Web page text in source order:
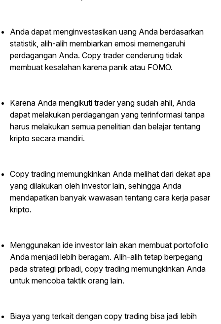
Anda dapat menginvestasikan uang Anda berdasarkan
statistik, alih-alih membiarkan emosi memengaruhi
perdagangan Anda. Copy tradercenderung tidak
membuat kesalahan karena panik atau FOMO.
Karena Anda mengikuti traderyang sudah ahli, Anda
dapat melakukan perdagangan yang terinformasi tanpa
harus melakukan semua penelitian dan belajar tentang
kripto secara mandiri.
Copy trading memungkinkan Anda melihat dari dekat apa
yang dilakukan oleh investor lain, sehingga Anda
mendapatkan banyak wawasan tentang cara kerja pasar
kripto.
Menggunakan ide investor lain akan membuat portofolio
Anda menjadi lebih beragam. Alih-alih tetap berpegang
pada strategi pribadi, copy trading memungkinkan Anda
untuk mencoba taktik orang lain.
Biaya yang terkait dengan copy trading bisa jadi lebih